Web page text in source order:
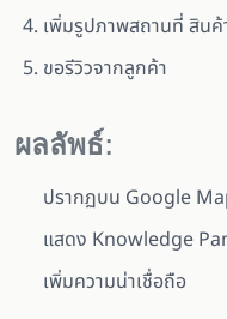
เพิ่มรูปภาพสถานที่ สิน
ขอรีวิวจากลูกค้า
ผลลัพธ์:
ปรากฏบน Google
แสดง Knowledge
เพิ่มความน่าเชื่อถือ